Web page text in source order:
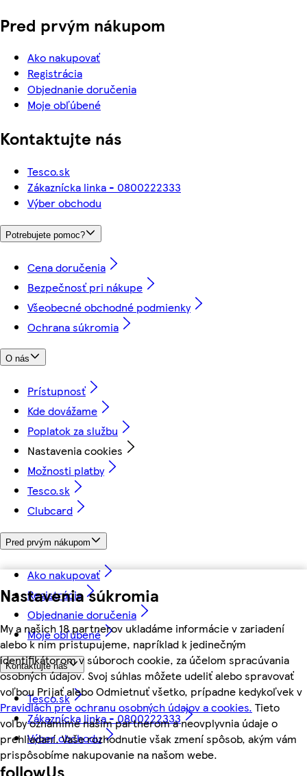
Nastavenia súkromia
My a našich 18 partnerov ukladáme informácie v zariadení
alebo k nim pristupujeme, napríklad k jedinečným
identifikátorom v súboroch cookie, za účelom spracúvania
osobných údajov. Svoj súhlas môžete udeliť alebo spravovať
voľbou Prijať alebo Odmietnuť všetko, prípadne kedykoľvek v
Pravidlách pre ochranu osobných údajov a cookies. Tieto
voľby oznámime našim partnerom a neovplyvnia údaje o
prehliadaní. Vaše rozhodnutie však zmení spôsob, akým vám
prispôsobíme nakupovanie na našom webe.
Pred prvým nákupom
Ako nakupovať
Registrácia
Objednanie doručenia
Moje obľúbené
Kontaktujte nás
Tesco.sk
Zákaznícka linka - 0800222333
Výber obchodu
Potrebujete pomoc?
Cena doručenia
Bezpečnosť pri nákupe
Všeobecné obchodné podmienky
Ochrana súkromia
O nás
Prístupnosť
Kde dovážame
Poplatok za službu
Nastavenia cookies
Možnosti platby
Tesco.sk
Clubcard
Pred prvým nákupom
Ako nakupovať
Registrácia
Objednanie doručenia
Moje obľúbené
Kontaktujte nás
Tesco.sk
Zákaznícka linka - 0800222333
Výber obchodu
followUs